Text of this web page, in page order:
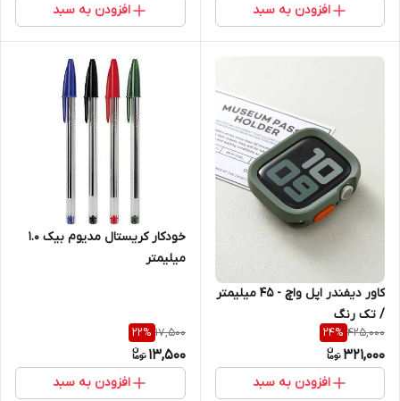
افزودن به سبد افزودن به سبد
کاور دیفندر اپل واچ - 45 میلیمتر
/ تک رنگ
425,000
24%
321,000
افزودن به سبد
خودکار کریستال مدیوم بیک 1.0
میلیمتر
17,500
22%
13,500
افزودن به سبد